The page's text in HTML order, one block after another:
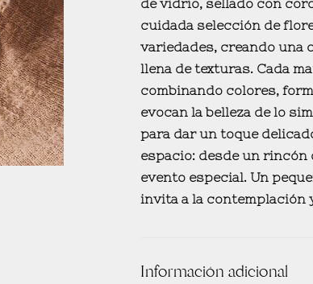
cuidada selección de
variedades, creando una
llena de texturas. Cada
combinando colores,
evocan la belleza de lo
para dar un toque
espacio: desde un rincón
evento especial. Un
invita a la contemplación
Información adicional